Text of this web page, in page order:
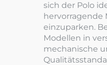
sich der Polo
hervorragende
einzuparken.
Modellen in
mechanische